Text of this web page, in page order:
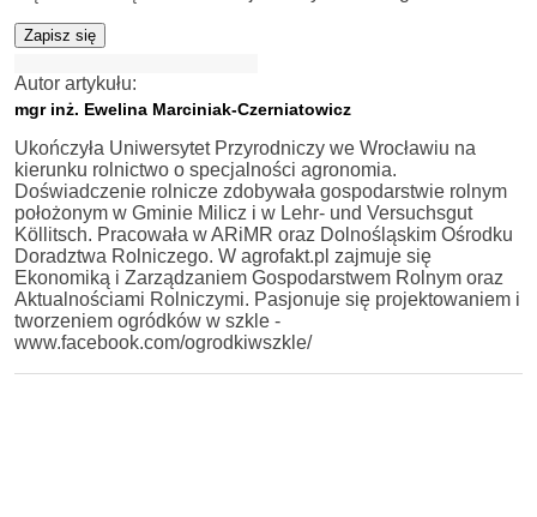
Zapisz się
Autor artykułu:
mgr inż. Ewelina Marciniak-Czerniatowicz
Ukończyła Uniwersytet Przyrodniczy we Wrocławiu na
kierunku rolnictwo o specjalności agronomia.
Doświadczenie rolnicze zdobywała gospodarstwie rolnym
położonym w Gminie Milicz i w Lehr- und Versuchsgut
Köllitsch. Pracowała w ARiMR oraz Dolnośląskim Ośrodku
Doradztwa Rolniczego. W agrofakt.pl zajmuje się
Ekonomiką i Zarządzaniem Gospodarstwem Rolnym oraz
Aktualnościami Rolniczymi. Pasjonuje się projektowaniem i
tworzeniem ogródków w szkle -
www.facebook.com/ogrodkiwszkle/